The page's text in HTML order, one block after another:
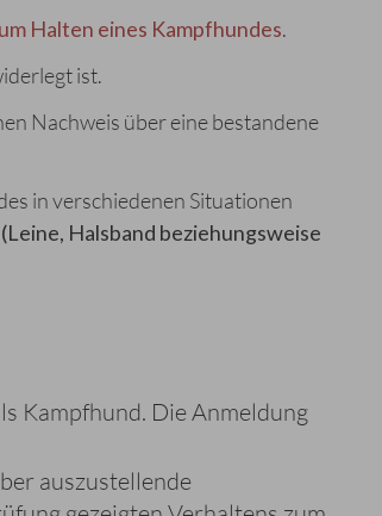
Halten eines Kampfhundes.
ist.
Nachweis über eine bestandene
in verschiedenen Situationen
(Leine, Halsband beziehungsweise
Kampfhund. Die Anmeldung
auszustellende